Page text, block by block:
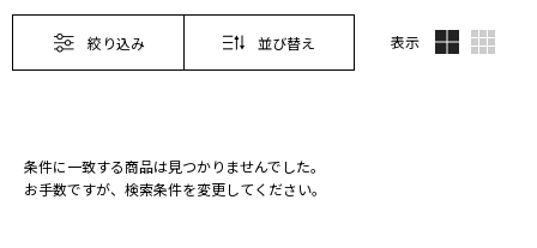
絞り込み 並び替え 表示
条件に一致する商品は見つかりませんでした。
お手数ですが、検索条件を変更してください。